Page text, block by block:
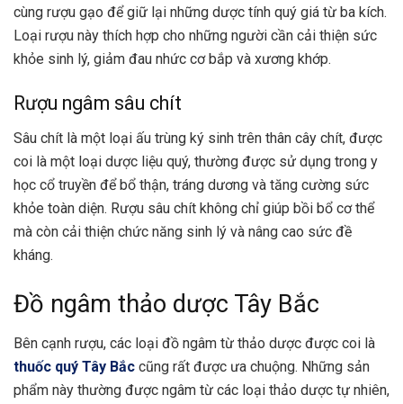
cùng rượu gạo để giữ lại những dược tính quý giá từ ba kích.
Loại rượu này thích hợp cho những người cần cải thiện sức
khỏe sinh lý, giảm đau nhức cơ bắp và xương khớp.
Rượu ngâm sâu chít
Sâu chít là một loại ấu trùng ký sinh trên thân cây chít, được
coi là một loại dược liệu quý, thường được sử dụng trong y
học cổ truyền để bổ thận, tráng dương và tăng cường sức
khỏe toàn diện. Rượu sâu chít không chỉ giúp bồi bổ cơ thể
mà còn cải thiện chức năng sinh lý và nâng cao sức đề
kháng.
Đồ ngâm thảo dược Tây Bắc
Bên cạnh rượu, các loại đồ ngâm từ thảo dược được coi là
thuốc quý Tây Bắc cũng rất được ưa chuộng. Những sản
phẩm này thường được ngâm từ các loại thảo dược tự nhiên,